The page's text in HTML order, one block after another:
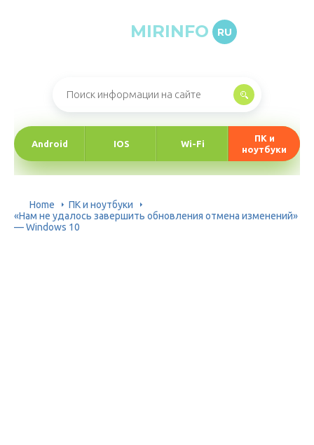
MIRINFO RU
Android IOS Wi-Fi
ПК и
ноутбуки
Home
ПК и ноутбуки
«Нам не удалось завершить обновления отмена изменений»
— Windows 10